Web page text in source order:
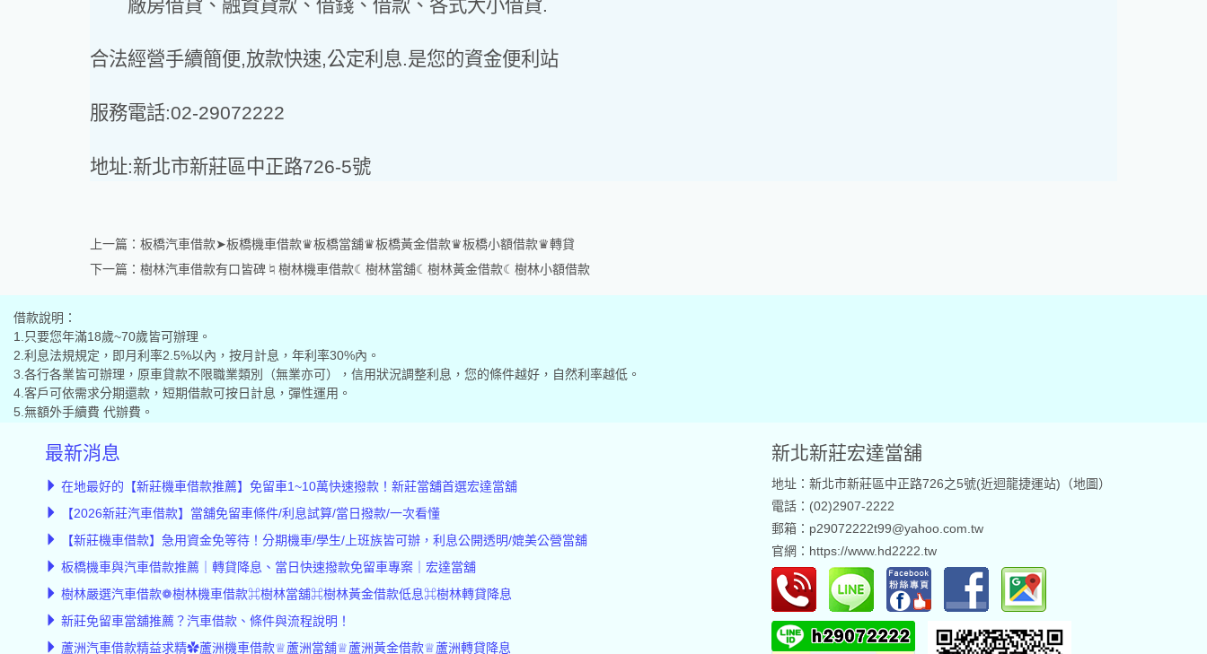
廠房借貸、融資貸款、借錢、借款、各式大小借貸.
合法經營手續簡便,放款快速,公定利息.是您的資金便利站
服務電話:02-29072222
地址:新北市新莊區中正路726-5號
上一篇： 板橋汽車借款➤板橋機車借款♛板橋當舖♛板橋黃金借款♛板橋小額借款♛轉貸
下一篇： 樹林汽車借款有口皆碑♮樹林機車借款☾樹林當舖☾樹林黃金借款☾樹林小額借款
借款說明：
1.只要您年滿18歲~70歲皆可辦理。
2.利息法規規定，即月利率2.5%以內，按月計息，年利率30%內。
3.各行各業皆可辦理，原車貸款不限職業類別（無業亦可），信用狀況調整利息，您的條件越好，自然利率越低。
4.客戶可依需求分期還款，短期借款可按日計息，彈性運用。
5.無額外手續費 代辦費。
最新消息
在地最好的【新莊機車借款推薦】免留車1~10萬快速撥款！新莊當舖首選宏達當舖
【2026新莊汽車借款】當舖免留車條件/利息試算/當日撥款/一次看懂
【新莊機車借款】急用資金免等待！分期機車/學生/上班族皆可辦，利息公開透明/媲美公營當舖
板橋機車與汽車借款推薦｜轉貸降息、當日快速撥款免留車專案｜宏達當舖
樹林嚴選汽車借款❁樹林機車借款⌘樹林當舖⌘樹林黃金借款低息⌘樹林轉貸降息
新莊免留車當舖推薦？汽車借款、條件與流程說明！
蘆洲汽車借款精益求精✿蘆洲機車借款♕蘆洲當舖♕蘆洲黃金借款♕蘆洲轉貸降息
新北新莊宏達當舖
地址：新北市新莊區中正路726之5號(近迴龍捷運站)（地圖）
電話：(02)2907-2222
郵箱：p29072222t99@yahoo.com.tw
官網： https://www.hd2222.tw